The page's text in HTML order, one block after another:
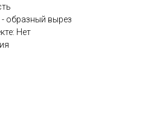
образный вырез
Нет